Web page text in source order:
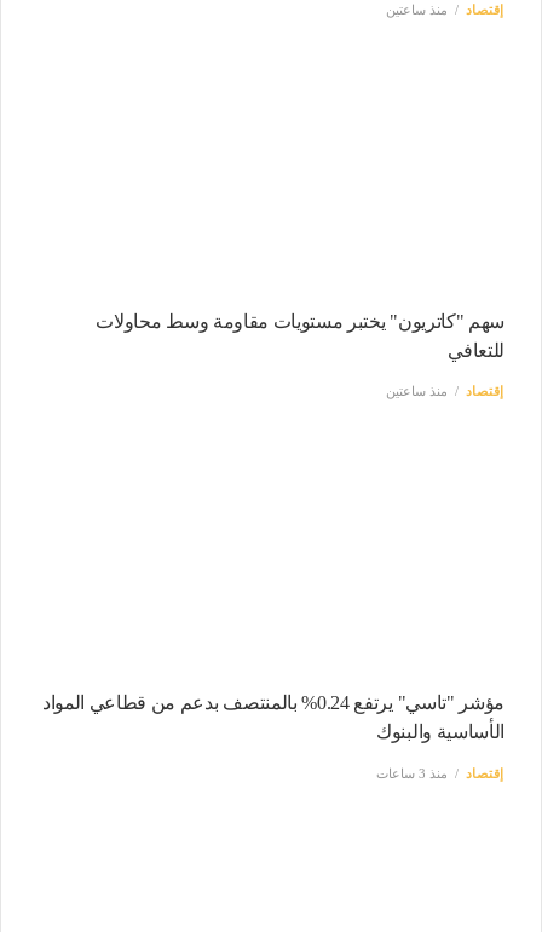
إقتصاد منذ ساعتين
سهم "كاتريون" يختبر مستويات مقاومة وسط محاولات
للتعافي
إقتصاد منذ ساعتين
مؤشر "تاسي" يرتفع 0.24% بالمنتصف بدعم من قطاعي المواد
الأساسية والبنوك
إقتصاد منذ 3 ساعات